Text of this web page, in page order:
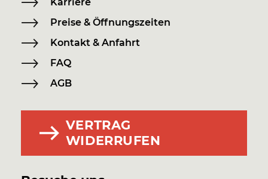
Preise & Öffnungszeiten
Kontakt & Anfahrt
FAQ
AGB
VERTRAG
WIDERRUFEN